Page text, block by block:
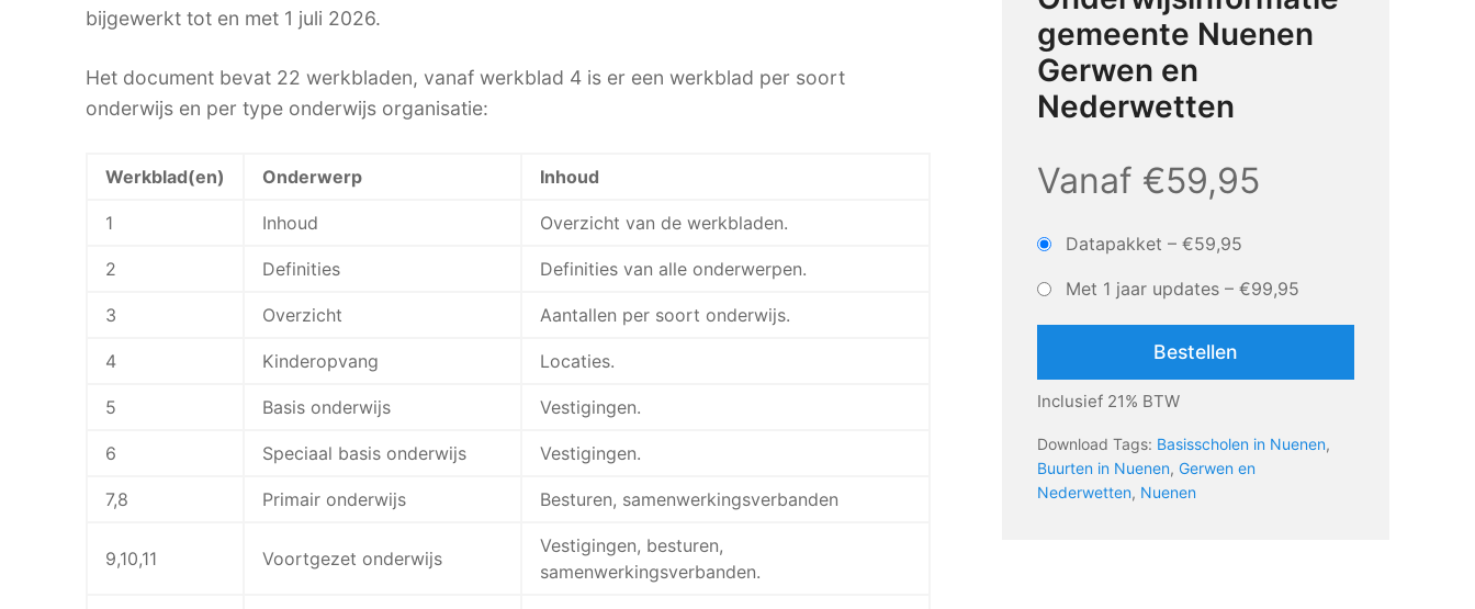
bijgewerkt tot en met 1 juli 2026.
Het document bevat 22 werkbladen, vanaf werkblad 4 is er een werkblad per soort
onderwijs en per type onderwijs organisatie:
Werkblad(en) Onderwerp Inhoud
1 Inhoud Overzicht van de werkbladen.
2 Definities Definities van alle onderwerpen.
3 Overzicht Aantallen per soort onderwijs.
4 Kinderopvang Locaties.
5 Basis onderwijs Vestigingen.
6 Speciaal basis onderwijs Vestigingen.
7,8 Primair onderwijs Besturen, samenwerkingsverbanden
9,10,11 Voortgezet onderwijs
Vestigingen, besturen,
samenwerkingsverbanden.
gemeente Nuenen
Gerwen en
Nederwetten
Vanaf €59,95
Datapakket – €59,95
Met 1 jaar updates– €99,95
Bestellen
Inclusief 21% BTW
Download Tags: Basisscholen in Nuenen,
Buurten in Nuenen, Gerwen en
Nederwetten, Nuenen